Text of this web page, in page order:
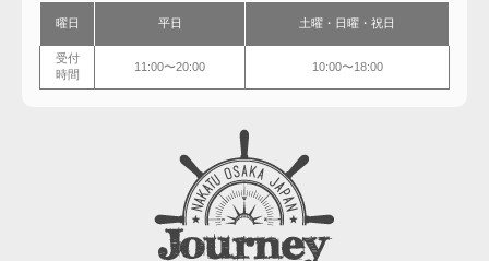
曜日 平日 土曜・ 日曜・祝日
受付
時間
11:00〜20:00 10:00〜18:00